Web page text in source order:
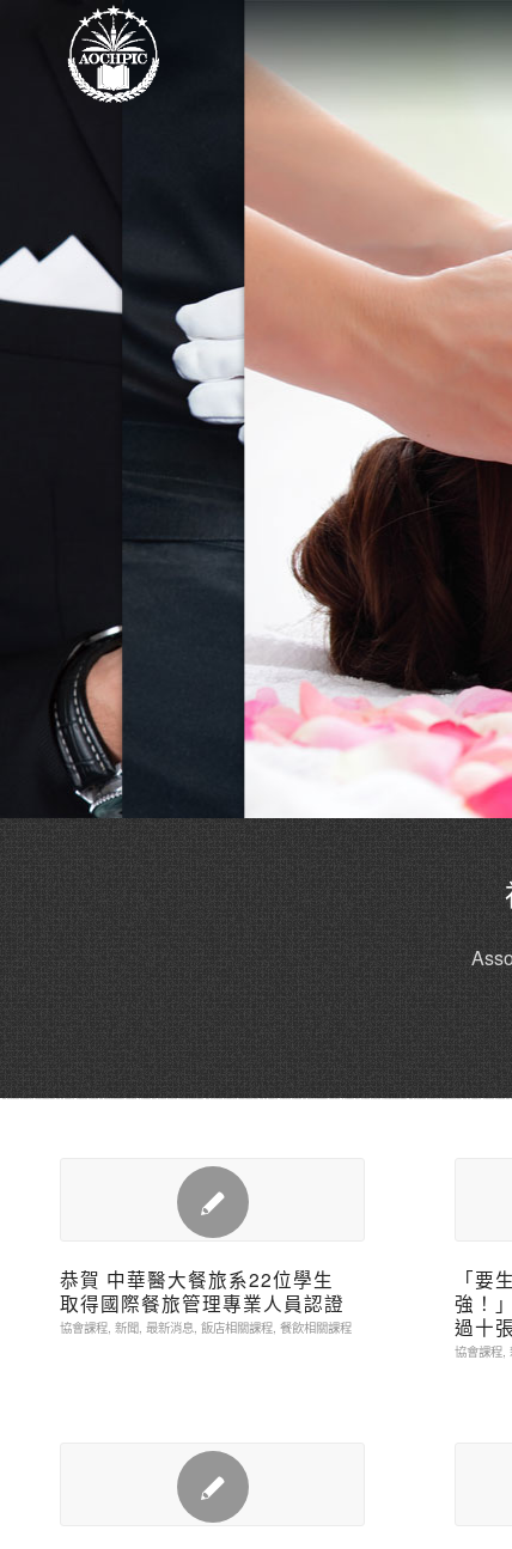
恭賀 中華醫大餐旅系22位學生
取得國際餐旅管理專業人員認證
協會課程, 新聞, 最新消息, 飯店相關課程, 餐飲相關課程
「要
強！
過十
協會課程,